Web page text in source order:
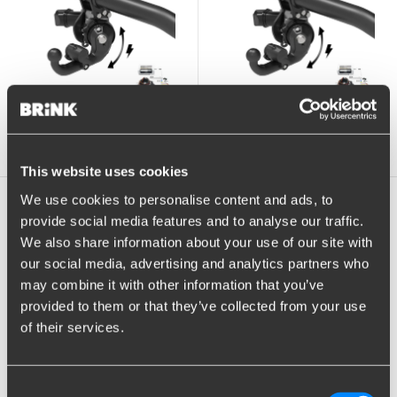
This website uses cookies
We use cookies to personalise content and ads, to
provide social media features and to analyse our traffic.
We also share information about your use of our site with
our social media, advertising and analytics partners who
may combine it with other information that you’ve
provided to them or that they’ve collected from your use
of their services.
4065140
BRINK NEXT, barre de
remorquage rétractable
entièrement électrique
avec kit de câblage
4064240
BRINK NEXT, barre de
remorquage rétractable
entièrement électrique
avec kit de câblage